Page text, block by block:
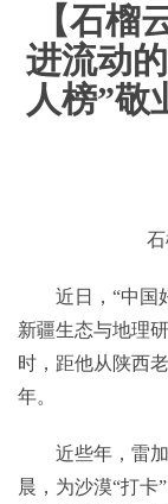
【石榴
进流动
人榜”敬
近日，“中国好
新疆生态与地理
时，距他从陕西
年。
近些年，雷加
晨，为沙漠“打卡